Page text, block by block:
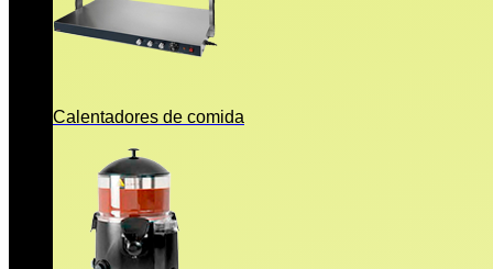
Calentadores de comida